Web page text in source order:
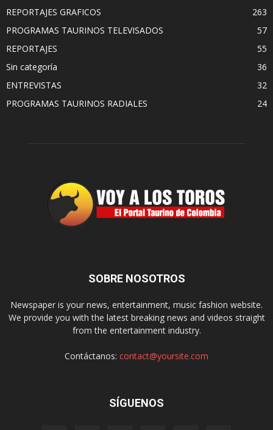
REPORTAJES GRAFICOS
263
PROGRAMAS TAURINOS TELEVISADOS
57
REPORTAJES
55
Sin categoría
36
ENTREVISTAS
32
PROGRAMAS TAURINOS RADIALES
24
SOBRE NOSOTROS
Newspaper is your news, entertainment, music fashion website.
We provide you with the latest breaking news and videos straight
from the entertainment industry.
Contáctanos: contact@yoursite.com
SÍGUENOS